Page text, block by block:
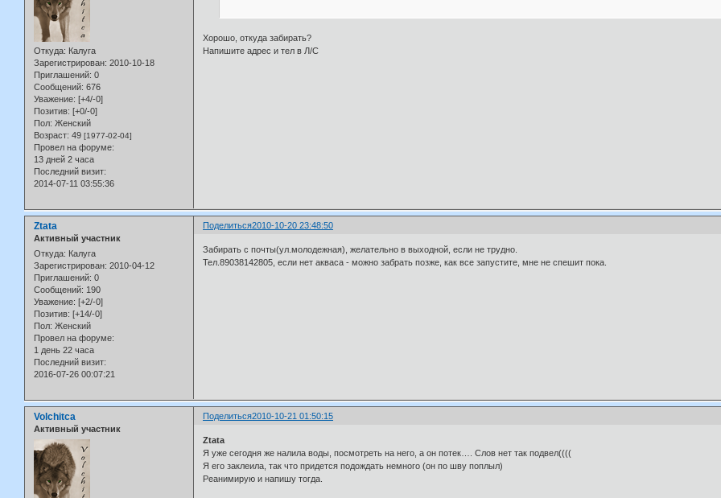
Откуда: Калуга
Зарегистрирован: 2010-10-18
Приглашений: 0
Сообщений: 676
Уважение: [+4/-0]
Позитив: [+0/-0]
Пол: Женский
Возраст: 49 [1977-02-04]
Провел на форуме:
13 дней 2 часа
Последний визит:
2014-07-11 03:55:36
Хорошо, откуда забирать?
Напишите адрес и тел в Л/С
Поделиться2010-10-20 23:48:50
Ztata
Активный участник
Откуда: Калуга
Зарегистрирован: 2010-04-12
Приглашений: 0
Сообщений: 190
Уважение: [+2/-0]
Позитив: [+14/-0]
Пол: Женский
Провел на форуме:
1 день 22 часа
Последний визит:
2016-07-26 00:07:21
Забирать с почты(ул.молодежная), желательно в выходной, если не трудно.
Тел.89038142805, если нет акваса - можно забрать позже, как все запустите, мне не спешит пока.
Поделиться2010-10-21 01:50:15
Volchitca
Активный участник
Ztata
Я уже сегодня же налила воды, посмотреть на него, а он потек…. Слов нет так подвел((((
Я его заклеила, так что придется подождать немного (он по шву поплыл)
Реанимирую и напишу тогда.